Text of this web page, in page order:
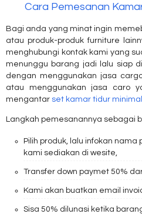
Cara Pemesanan
Bagi anda yang minat ingin
atau produk-produk furniture
menghubungi kontak kami yang
menunggu barang jadi lalu siap
dengan menggunakan jasa
atau menggunakan jasa caro
mengantar set kamar tidur
Langkah pemesanannya sebagai
Pilih produk, lalu infokan
kami sediakan di wesite,
Transfer down paymet 50%
Kami akan buatkan email
Sisa 50% dilunasi ketika